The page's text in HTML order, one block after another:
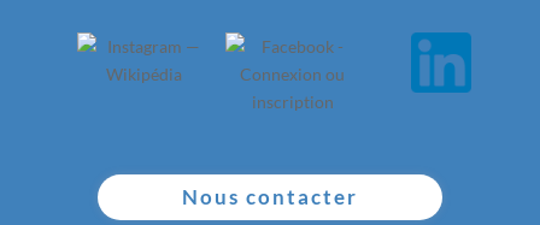
Nous contacter